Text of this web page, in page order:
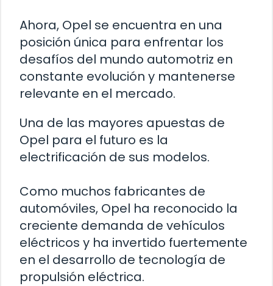
Ahora, Opel se encuentra en una
posición única para enfrentar los
desafíos del mundo automotriz en
constante evolución y mantenerse
relevante en el mercado.
Una de las mayores apuestas de
Opel para el futuro es la
electrificación de sus modelos.
Como muchos fabricantes de
automóviles, Opel ha reconocido la
creciente demanda de vehículos
eléctricos y ha invertido fuertemente
en el desarrollo de tecnología de
propulsión eléctrica.